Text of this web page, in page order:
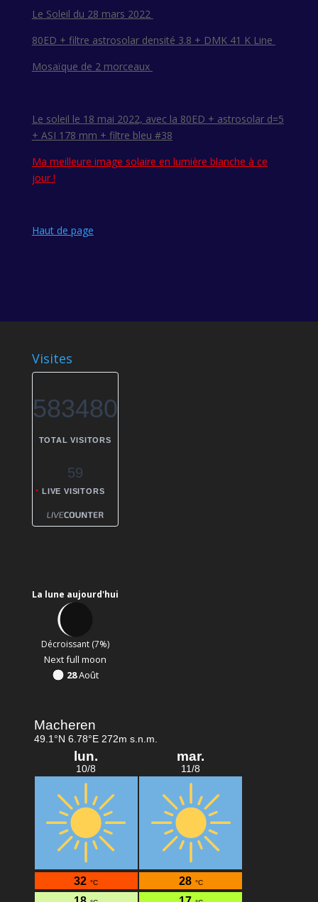
Le Soleil du 28 mars 2022
80ED + filtre astrosolar densité 3.8 + DMK 41 K Line
Mosaïque de 2 morceaux
Le soleil le 18 mai 2022, avec la 80ED + astrosolar d=5
+ ASI 178 mm + filtre bleu #38
Ma meilleure image solaire en lumière blanche à ce
jour !
Haut de page
Visites
583480
TOTAL VISITORS
59
LIVE VISITORS
La lune aujourd'hui
Décroissant (7%)
Next full moon
28Août